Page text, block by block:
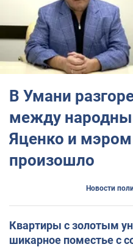
В Умани
между
Яценко и
произошло
Новости
Квартиры с золотым
шикарное поместье с